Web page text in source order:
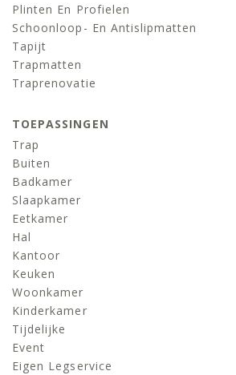
Plinten En Profielen
Schoonloop- En Antislipmatten
Tapijt
Trapmatten
Traprenovatie
TOEPASSINGEN
Trap
Buiten
Badkamer
Slaapkamer
Eetkamer
Hal
Kantoor
Keuken
Woonkamer
Kinderkamer
Tijdelijke
Event
Eigen Legservice